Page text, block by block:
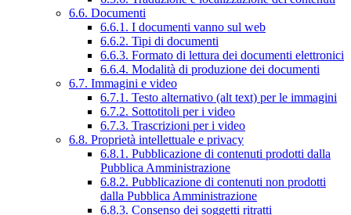
6.6. Documenti
6.6.1. I documenti vanno sul web
6.6.2. Tipi di documenti
6.6.3. Formato di lettura dei documenti elettronici
6.6.4. Modalità di produzione dei documenti
6.7. Immagini e video
6.7.1. Testo alternativo (alt text) per le immagini
6.7.2. Sottotitoli per i video
6.7.3. Trascrizioni per i video
6.8. Proprietà intellettuale e privacy
6.8.1. Pubblicazione di contenuti prodotti dalla
Pubblica Amministrazione
6.8.2. Pubblicazione di contenuti non prodotti
dalla Pubblica Amministrazione
6.8.3. Consenso dei soggetti ritratti